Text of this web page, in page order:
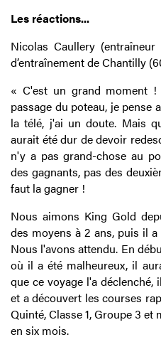
Les réactions...
Nicolas Caullery
d’entraînement de Chantilly
« C'est un grand moment
passage du poteau, je pense
la télé, j'ai un doute. Mais
aurait été dur de devoir
n'y a pas grand-chose au
des gagnants, pas des
faut la gagner !
Nous aimons King Gold
des moyens à 2 ans, puis il
Nous l'avons attendu. En
où il a été malheureux, il
que ce voyage l'a
et a découvert les courses
Quinté, Classe 1, Groupe 3 et
en six mois.